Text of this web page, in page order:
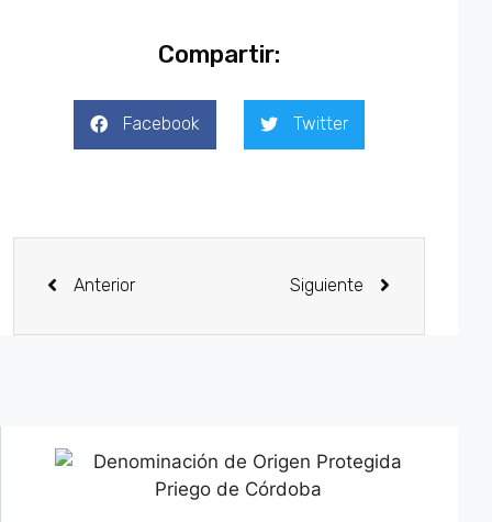
Compartir:
Facebook Twitter
Anterior Siguiente